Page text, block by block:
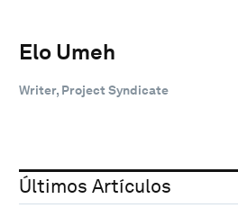
Elo Umeh
Writer, Project Syndicate
Últimos Artículos